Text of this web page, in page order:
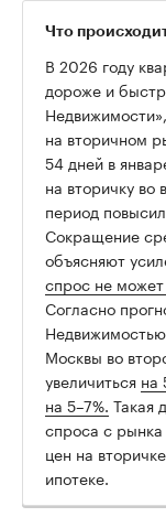
Что
В 2026 году
дороже и
на вторичном
54 дней в
на вторичку во
период
Сокращение
объясняют
спрос не
Согласно
Москвы во
увеличиться на
на 5–7%. Такая
спроса с рынка
цен на
ипотеке.